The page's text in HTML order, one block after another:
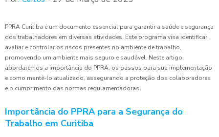
PPRA Curitiba é um documento essencial para garantir a saúde e segurança
dos trabalhadores em diversas atividades. Este programa visa identificar,
avaliar e controlar os riscos presentes no ambiente de trabalho,
promovendo um ambiente mais seguro e saudável. Neste artigo,
abordaremos a importância do PPRA, os passos para sua implementação
e como mantê-lo atualizado, assegurando a proteção dos colaboradores
e o cumprimento das normas regulamentadoras.
Importância do PPRA para a Segurança do
Trabalho em Curitiba